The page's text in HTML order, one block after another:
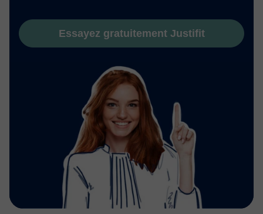
Essayez gratuitement Justifit